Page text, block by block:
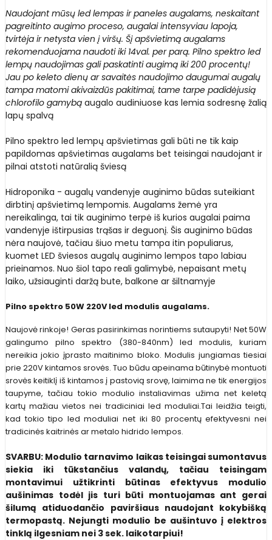
Naudojant mūsų led lempas ir paneles augalams, neskaitant
pagreitinto augimo proceso, augalai intensyviau lapoja,
tvirtėja ir netysta vien į viršų. Šį apšvietimą augalams
rekomenduojama naudoti iki 14val. per parą. Pilno spektro led
lempų naudojimas gali paskatinti augimą iki 200 procentų!
Jau po keleto dienų ar savaitės naudojimo daugumai augalų
tampa matomi akivaizdūs pakitimai, tame tarpe padidėjusią
chlorofilo gamybą augalo audiniuose kas lemia sodresnę žalią
lapų spalvą
Pilno spektro led lempų apšvietimas gali būti ne tik kaip
papildomas apšvietimas augalams bet teisingai naudojant ir
pilnai atstoti natūralią šviesą
Hidroponika - augalų vandenyje auginimo būdas suteikiant
dirbtinį apšvietimą lempomis. Augalams žemė yra
nereikalinga, tai tik auginimo terpė iš kurios augalai paima
vandenyje ištirpusias trąšas ir deguonį. Šis auginimo būdas
nėra naujovė, tačiau šiuo metu tampa itin populiarus,
kuomet LED šviesos augalų auginimo lempos tapo labiau
prieinamos. Nuo šiol tapo reali galimybė, nepaisant metų
laiko, užsiauginti daržą bute, balkone ar šiltnamyje
Pilno spektro 50W 220V led modulis augalams.
Naujovė rinkoje! Geras pasirinkimas norintiems sutaupyti! Net 50W
galingumo pilno spektro (380-840nm) led modulis, kuriam
nereikia jokio įprasto maitinimo bloko. Modulis jungiamas tiesiai
prie 220V kintamos srovės. Tuo būdu apeinama būtinybė montuoti
srovės keitiklį iš kintamos į pastovią srovę, laimima ne tik energijos
taupyme, tačiau tokio modulio instaliavimas užima net keletą
kartų mažiau vietos nei tradiciniai led moduliai.Tai leidžia teigti,
kad tokio tipo led moduliai net iki 80 procentų efektyvesni nei
tradicinės kaitrinės ar metalo hidrido lempos.
SVARBU: Modulio tarnavimo laikas teisingai sumontavus
siekia iki tūkstančius valandų, tačiau teisingam
montavimui užtikrinti būtinas efektyvus modulio
aušinimas todėl jis turi būti montuojamas ant gerai
šilumą atiduodančio paviršiaus naudojant kokybišką
termopastą. Nejungti modulio be aušintuvo į elektros
tinklą ilgesniam nei 3 sek. laikotarpiui!